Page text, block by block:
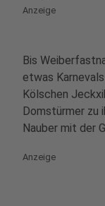
Anzeige
Bis
etwas
Kölschen
Domstürmer zu
Nauber mit der
Anzeige